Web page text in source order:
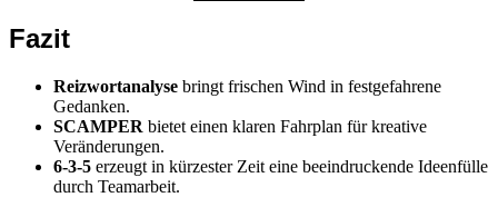
Fazit
Reizwortanalyse bringt frischen Wind in festgefahrene
Gedanken.
SCAMPER bietet einen klaren Fahrplan für kreative
Veränderungen.
6-3-5 erzeugt in kürzester Zeit eine beeindruckende Ideenfülle
durch Teamarbeit.